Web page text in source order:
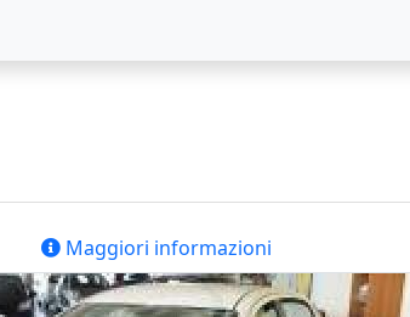
Maggiori informazioni